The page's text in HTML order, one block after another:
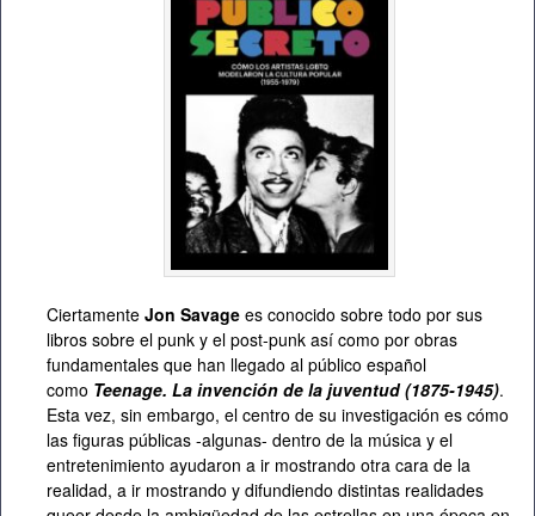
Ciertamente Jon Savage es conocido sobre todo por sus
libros sobre el punk y el post-punk así como por obras
fundamentales que han llegado al público español
como Teenage. La invención de la juventud (1875-1945).
Esta vez, sin embargo, el centro de su investigación es cómo
las figuras públicas -algunas- dentro de la música y el
entretenimiento ayudaron a ir mostrando otra cara de la
realidad, a ir mostrando y difundiendo distintas realidades